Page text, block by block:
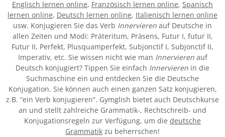
Englisch lernen online, Französisch lernen online, Spanisch
lernen online, Deutsch lernen online, Italienisch lernen online
usw. Konjugieren Sie das Verb Innervieren auf Deutsche in
allen Zeiten und Modi: Präteritum, Präsens, Futur I, futur II,
Futur II, Perfekt, Plusquamperfekt, Subjonctif I, Subjonctif II,
Imperativ, etc. Sie wissen nicht wie man Innervierenauf
Deutsch konjugiert? Tippen Sie einfach Innervieren in die
Suchmaschine ein und entdecken Sie die Deutsche
Konjugation. Sie können auch einen ganzen Satz konjugieren,
z.B. “ein Verb konjugieren”. Gymglish bietet auch Deutschkurse
an und stellt zahlreiche Grammatik-, Rechtschreib- und
Konjugationsregeln zur Verfügung, um die deutsche
Grammatik zu beherrschen!